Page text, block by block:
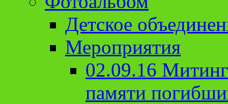
Детское
Мероприятия
02.09.16
памяти